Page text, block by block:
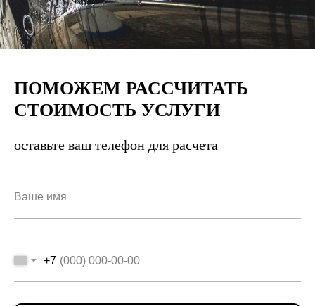
ПОМОЖЕМ РАССЧИТАТЬ
СТОИМОСТЬ УСЛУГИ
оставьте ваш телефон для расчета
+7
За долгие годы мы создали свои
благодаря которым работа выполняется